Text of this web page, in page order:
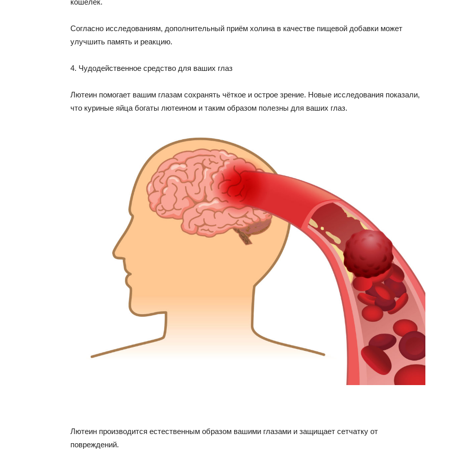
кошелек.
Согласно исследованиям, дополнительный приём холина в качестве пищевой добавки может
улучшить память и реакцию.
4. Чудодейственное средство для ваших глаз
Лютеин помогает вашим глазам сохранять чёткое и острое зрение. Новые исследования показали,
что куриные яйца богаты лютеином и таким образом полезны для ваших глаз.
Лютеин производится естественным образом вашими глазами и защищает сетчатку от
повреждений.